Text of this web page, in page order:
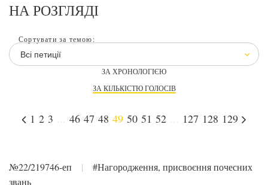
НА РОЗГЛЯДІ
Сортувати за темою:
Всі петиції
ЗА ХРОНОЛОГІЄЮ
ЗА КІЛЬКІСТЮ ГОЛОСІВ
1 2 3 46 47 48 49 50 51 52 127 128 129
№22/219746-еп |
#Нагородження, присвоєння почесних
звань